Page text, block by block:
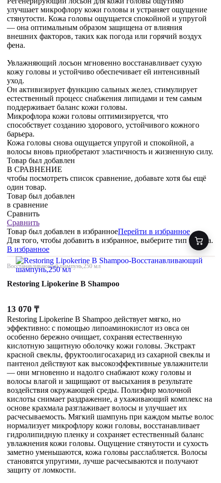
улучшает микрофлору кожи головы и устраняет ощущение
стянутости. Кожа головы ощущается спокойной и упругой
— она оптимальным образом защищена от влияния
внешних факторов, таких как погода или горячий воздух
фена.
Увлажняющий лосьон мгновенно восстанавливает сухую
кожу головы и устойчиво обеспечивает ей интенсивный
уход.
Он активизирует функцию сальных желез, стимулирует
естественный процесс снабжения липидами и тем самым
поддерживает баланс кожи головы.
Микрофлора кожи головы оптимизируется, что
способствует созданию здорового, устойчивого кожного
барьера.
Кожа головы снова ощущается упругой и спокойной, а
волосы вновь приобретают эластичность и жизненную силу.
Товар был добавлен
В СРАВНЕНИЕ
чтобы посмотреть список сравнение, добавьте хотя бы ещё
один товар.
Товар был добавлен
в сравнение
Сравнить
Сравнить
Товар был добавлен в избранноеПерейти в избранное
Для того, чтобы добавить в избранное, выберите тип товара.
В избранное
Восстанавливающий шампунь,250 мл
Restoring Lipokerine B Shampoo
13 070 ₸
Restoring Lipokerine B Shampoo действует мягко, но
эффективно: с помощью липоаминокислот из овса он
особенно бережно очищает, сохраняя естественную
кислотную защитную оболочку кожи головы. Экстракт
красной свеклы, фруктоолигосахарид из сахарной свеклы и
пантенол действуют как высокоэффективные увлажнители
— они мгновенно и надолго снабжают кожу головы и
волосы влагой и защищают от высыхания в результате
воздействия окружающей среды. Полиэфир молочной
кислоты снимает раздражение, а ухаживающий комплекс на
основе крахмала разглаживает волосы и улучшает их
расчесываемость. Мягкий шампунь при каждом мытье волос
нормализует микрофлору кожи головы, восстанавливает
гидролипидную пленку и сохраняет естественный баланс
увлажнения кожи головы. Ощущение стянутости и сухость
заметно уменьшаются, кожа головы расслабляется. Волосы
становятся упругими, лучше расчесываются и получают
защиту от ломкости.